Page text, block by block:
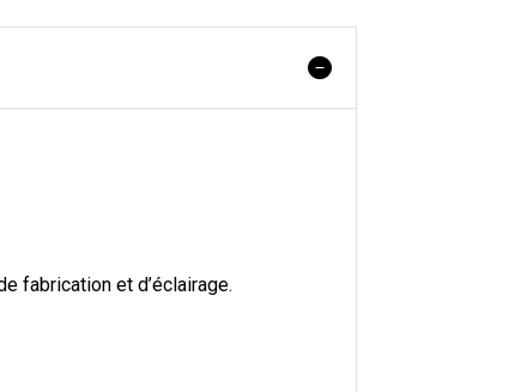
fabrication et d’éclairage.